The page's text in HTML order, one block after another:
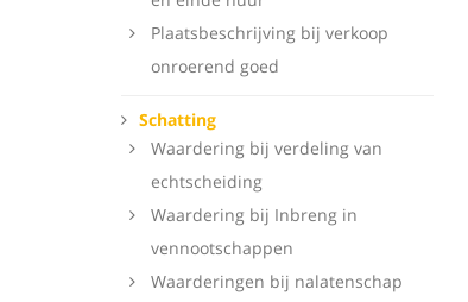
Plaatsbeschrijving bij verkoop
onroerend goed
Schatting
Waardering bij verdeling van
echtscheiding
Waardering bij Inbreng in
vennootschappen
Waarderingen bij nalatenschap